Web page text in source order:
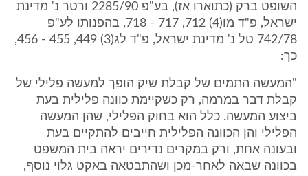
השופט ברק (כתוארו אז), בע"פ 2285/90 ורטר נ' מדינת
ישראל, פ"ד מו(4) 712, 717 - 718, בהפנותו לע"פ
742/78 טל נ' מדינת ישראל, פ"ד לג(3) 449, 455 - 456,
כך:
"המעשה התמים של קבלת שיק הופך למעשה פלילי של
קבלת דבר במרמה, רק כשקיימת כוונה פלילית בעת
ביצוע המעשה. כלל הוא בחוק הפלילי, שהן המעשה
הפלילי והן הכוונה הפלילית חייבים להתקיים בעת
ובעונה אחת, ורק במקרים נדירים יראה בית המשפט
בכוונה שבאה לאחר-מכן ושהתבטאה באקט גלוי נוסף,